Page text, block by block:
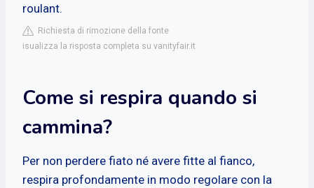
roulant.
Richiesta di rimozione della fonte
isualizza la risposta completa su vanityfair.it
Come si respira quando si
cammina?
Per non perdere fiato né avere fitte al fianco,
respira profondamente in modo regolare con la